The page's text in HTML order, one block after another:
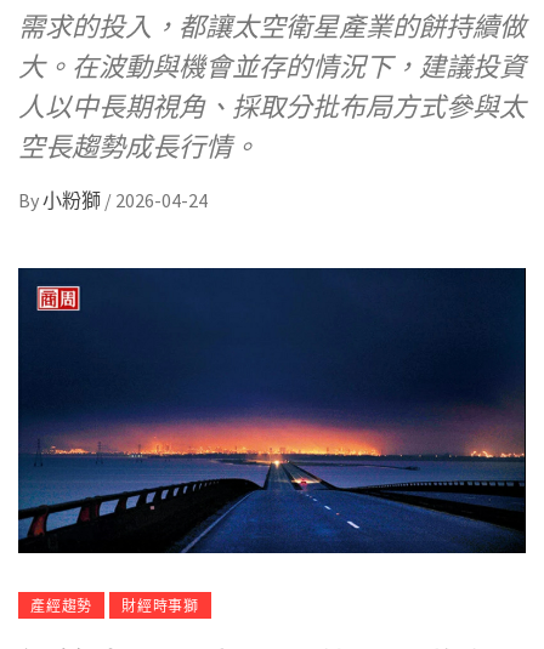
需求的投入，都讓太空衛星產業的餅持續做
大。在波動與機會並存的情況下，建議投資
人以中長期視角、採取分批布局方式參與太
空長趨勢成長行情。
By小粉獅 / 2026-04-24
產經趨勢 財經時事獅